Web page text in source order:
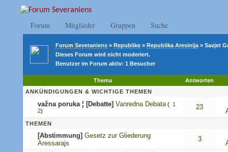
Forum Mitglieder Gruppen Suche
Forum Severaniens » Republike » Republika Aresinija » Savjet
Dieses Forum wird nicht moderiert.
Benutzer im Forum aktiv: 1 Besucher
Thema
Antworten
ANKÜNDIGUNGEN & WICHTIGE THEMEN
važna poruka ¦ [Debatte] Vanredna Debata ( 1
2) 23
THEMEN
[Abstimmung] Gesetz zur Gliederung
Aressarajs
3